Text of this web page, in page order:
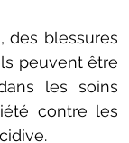
des blessures
peuvent être
les soins
contre les